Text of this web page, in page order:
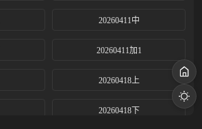
20260411中
20260411加1
20260418上
20260418下